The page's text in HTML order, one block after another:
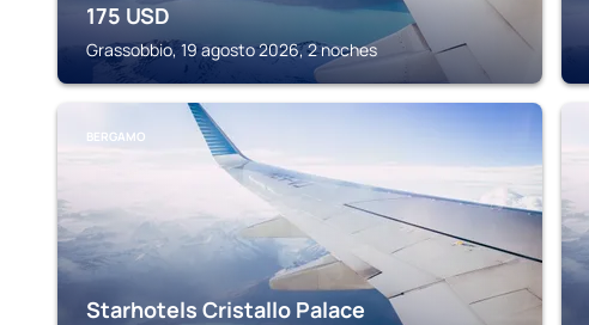
175 USD
Grassobbio, 19 agosto 2026, 2 noches
BERGAMO
Starhotels Cristallo Palace